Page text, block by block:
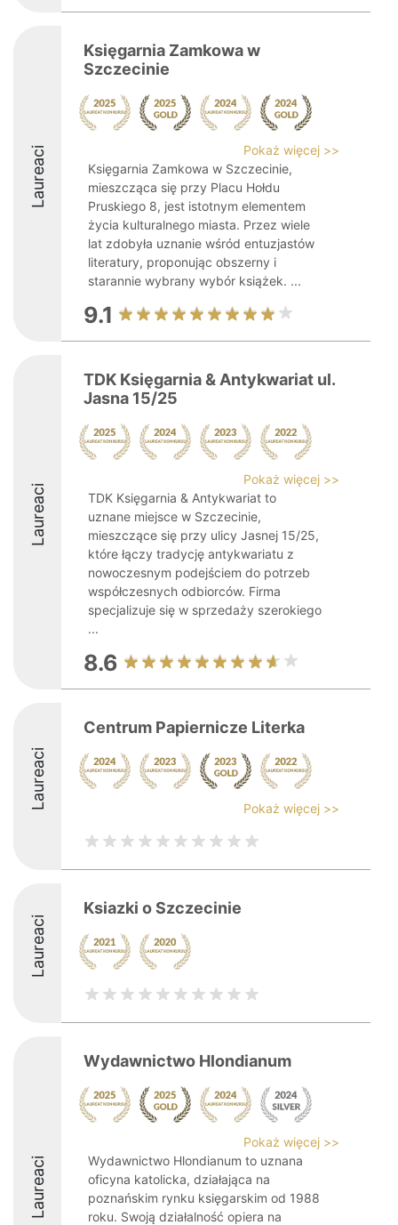
Laureaci
Księgarnia Zamkowa w
Szczecinie
Pokaż więcej >>
Księgarnia Zamkowa w Szczecinie,
mieszcząca się przy Placu Hołdu
Pruskiego 8, jest istotnym elementem
życia kulturalnego miasta. Przez wiele
lat zdobyła uznanie wśród entuzjastów
literatury, proponując obszerny i
starannie wybrany wybór książek. ...
9.1
Laureaci
TDK Księgarnia & Antykwariat ul.
Jasna 15/25
Pokaż więcej >>
TDK Księgarnia & Antykwariat to
uznane miejsce w Szczecinie,
mieszczące się przy ulicy Jasnej 15/25,
które łączy tradycję antykwariatu z
nowoczesnym podejściem do potrzeb
współczesnych odbiorców. Firma
specjalizuje się w sprzedaży szerokiego
...
8.6
Laureaci
Centrum Papiernicze Literka
Pokaż więcej >>
Laureaci
Ksiazki o Szczecinie
Laureaci
Wydawnictwo Hlondianum
Pokaż więcej >>
Wydawnictwo Hlondianum to uznana
oficyna katolicka, działająca na
poznańskim rynku księgarskim od 1988
roku. Swoją działalność opiera na